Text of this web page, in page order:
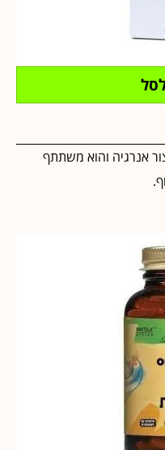
אנרגיה והוא משתתף